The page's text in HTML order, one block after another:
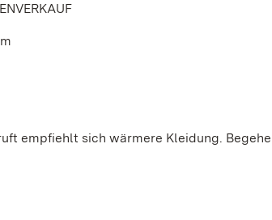
empfiehlt sich wärmere Kleidung.